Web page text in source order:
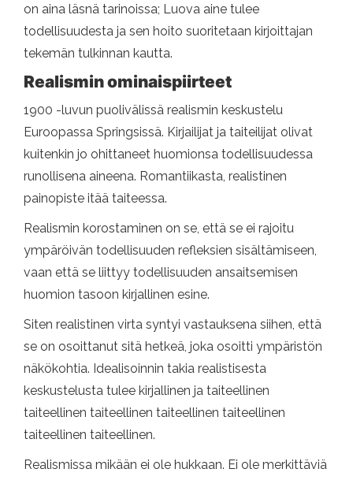
on aina läsnä tarinoissa; Luova aine tulee
todellisuudesta ja sen hoito suoritetaan kirjoittajan
tekemän tulkinnan kautta.
Realismin ominaispiirteet
1900 -luvun puolivälissä realismin keskustelu
Euroopassa Springsissä. Kirjailijat ja taiteilijat olivat
kuitenkin jo ohittaneet huomionsa todellisuudessa
runollisena aineena. Romantiikasta, realistinen
painopiste itää taiteessa.
Realismin korostaminen on se, että se ei rajoitu
ympäröivän todellisuuden refleksien sisältämiseen,
vaan että se liittyy todellisuuden ansaitsemisen
huomion tasoon kirjallinen esine.
Siten realistinen virta syntyi vastauksena siihen, että
se on osoittanut sitä hetkeä, joka osoitti ympäristön
näkökohtia. Idealisoinnin takia realistisesta
keskustelusta tulee kirjallinen ja taiteellinen
taiteellinen taiteellinen taiteellinen taiteellinen
taiteellinen taiteellinen.
Realismissa mikään ei ole hukkaan. Ei ole merkittäviä